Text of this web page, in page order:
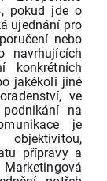
pokud jde o
ujednání pro
nebo
navrhujících
konkrétních
jakékoli jiné
ve
na
je
přípravy a